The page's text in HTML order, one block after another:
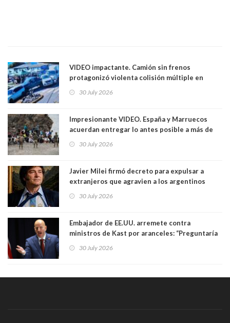
VIDEO impactante. Camión sin frenos
protagonizó violenta colisión múltiple en
30 July 2026
Impresionante VIDEO. España y Marruecos
acuerdan entregar lo antes posible a más de
avalancha y de manera irregular a territorio
30 July 2026
Javier Milei firmó decreto para expulsar a
extranjeros que agravien a los argentinos
30 July 2026
Embajador de EE.UU. arremete contra
ministros de Kast por aranceles: “Preguntaría
Yo diría que no”
30 July 2026